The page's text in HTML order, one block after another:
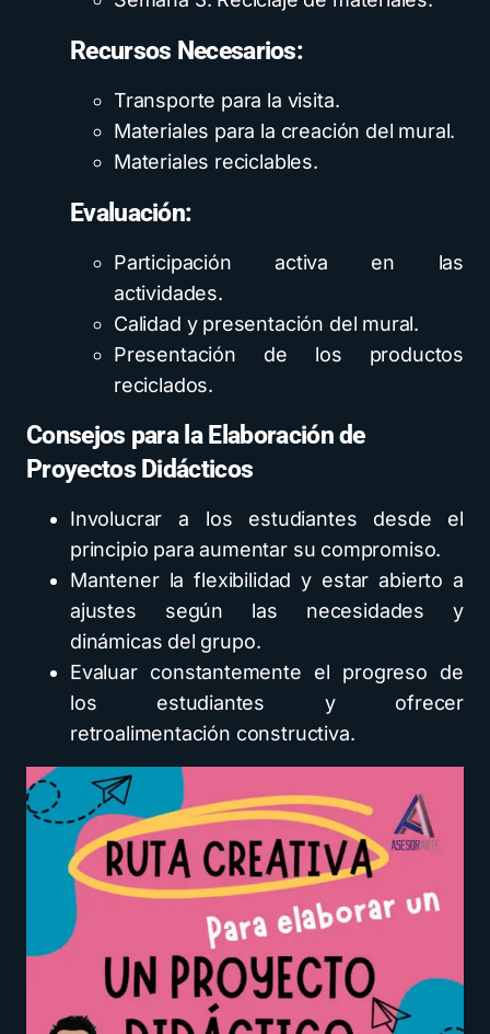
Recursos Necesarios:
Transporte para la visita.
Materiales para la creación del mural.
Materiales reciclables.
Evaluación:
Participación activa en las
actividades.
Calidad y presentación del mural.
Presentación de los productos
reciclados.
Consejos para la Elaboración de
Proyectos Didácticos
Involucrar a los estudiantes desde el
principio para aumentar su compromiso.
Mantener la flexibilidad y estar abierto a
ajustes según las necesidades y
dinámicas del grupo.
Evaluar constantemente el progreso de
los estudiantes y ofrecer
retroalimentación constructiva.